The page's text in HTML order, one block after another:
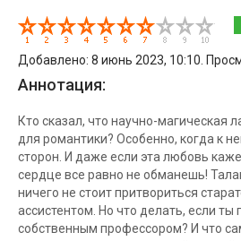
Добавлено: 8 июнь 2023, 10:10.
Аннотация:
Кто сказал, что научно-магическая
для романтики? Особенно, когда к
сторон. И даже если эта любовь
сердце все равно не обманешь!
ничего не стоит притвориться
ассистентом. Но что делать, если ты
собственным профессором? И что